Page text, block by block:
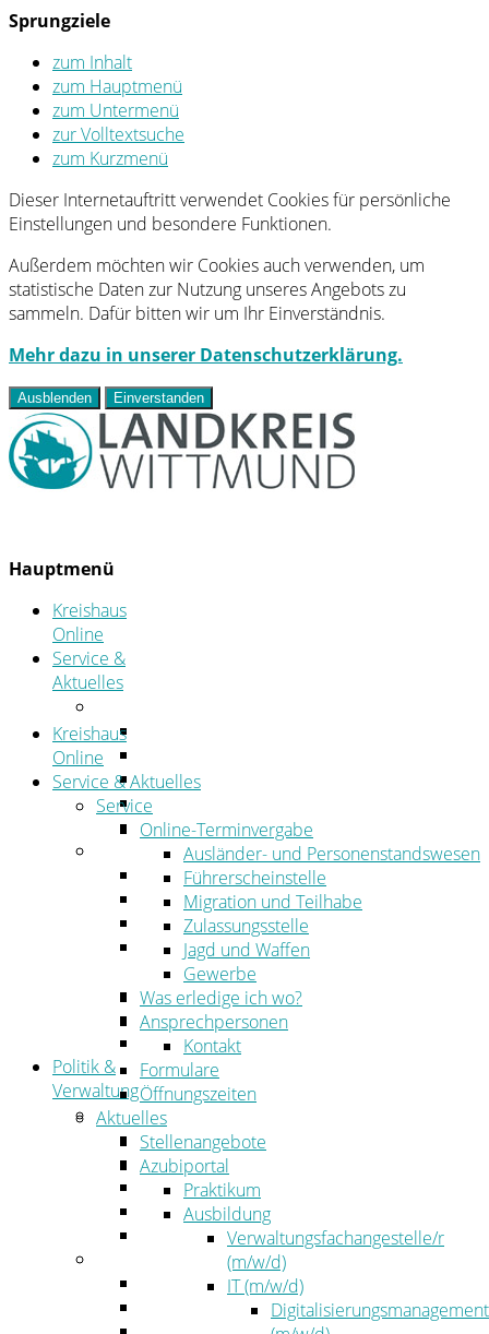
Sprungziele
zum Inhalt
zum Hauptmenü
zum Untermenü
zur Volltextsuche
zum Kurzmenü
Dieser Internetauftritt verwendet Cookies für persönliche
Einstellungen und besondere Funktionen.
Außerdem möchten wir Cookies auch verwenden, um
statistische Daten zur Nutzung unseres Angebots zu
sammeln. Dafür bitten wir um Ihr Einverständnis.
Mehr dazu in unserer Datenschutzerklärung.
Ausblenden Einverstanden
Hauptmenü
Kreishaus
Online
Service &
Aktuelles
Ansprechpersonen
Formulare
Öffnungszeiten
Aktuelles
Stellenangebote
Azubiportal
Pressemitteilungen
Bekanntmachungen & öffentliche
Zustellungen
Kehrbezirksausschreibungen
Amtsblatt
Öffentliche Ausschreibungen
Politik &
Verwaltung
Politik
Kreistag
Kreistagsinformationssystem
Bürgerinformationssystem
Wahlen
Der Landrat
Kreishaus
Online
Service & Aktuelles
Service
Online-Terminvergabe
Ausländer- und Personenstandswesen
Führerscheinstelle
Migration und Teilhabe
Zulassungsstelle
Jagd und Waffen
Gewerbe
Was erledige ich wo?
Ansprechpersonen
Kontakt
Formulare
Öffnungszeiten
Aktuelles
Stellenangebote
Azubiportal
Praktikum
Ausbildung
Verwaltungsfachangestelle/r
(m/w/d)
IT (m/w/d)
Digitalisierungsmanagement